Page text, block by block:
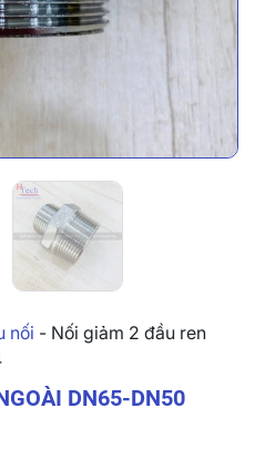
nối - Nối giảm 2 đầu ren
DN65-DN50